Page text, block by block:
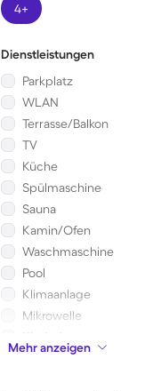
4+
Dienstleistungen
Parkplatz
WLAN
Terrasse/Balkon
TV
Küche
Spülmaschine
Sauna
Kamin/Ofen
Waschmaschine
Pool
Klimaanlage
Mikrowelle
Kinderbett
Mehr anzeigen